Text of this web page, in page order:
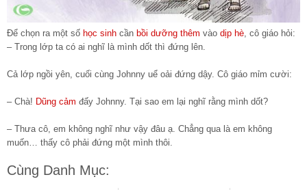
Để chọn ra một số học sinh cần bồi dưỡng thêm vào dịp hè, cô giáo hỏi:
– Trong lớp ta có ai nghĩ là mình dốt thì đứng lên.
Cả lớp ngồi yên, cuối cùng Johnny uể oải đứng dậy. Cô giáo mỉm cười:
– Chà! Dũng cảm đấy Johnny. Tại sao em lại nghĩ rằng mình dốt?
– Thưa cô, em không nghĩ như vậy đâu ạ. Chẳng qua là em không
muốn… thấy cô phải đứng một mình thôi.
Cùng Danh Mục: